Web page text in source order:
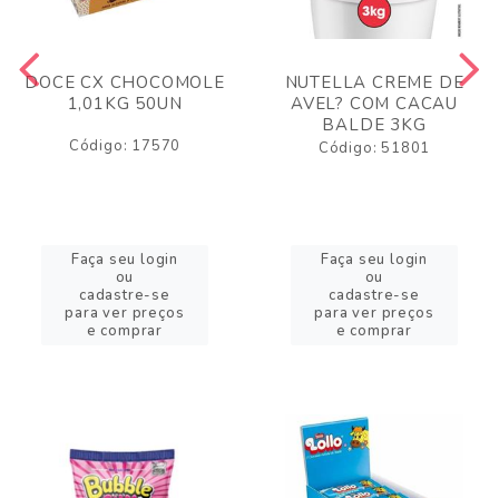
DOCE CX CHOCOMOLE
1,01KG 50UN
Código: 17570
Faça seu login
ou
cadastre-se
para ver preços
e comprar
NUTELLA CREME DE
AVEL? COM CACAU
BALDE 3KG
Código: 51801
Faça seu login
ou
cadastre-se
para ver preços
e comprar